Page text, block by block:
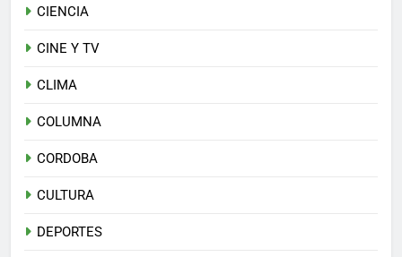
CIENCIA
CINE Y TV
CLIMA
COLUMNA
CORDOBA
CULTURA
DEPORTES